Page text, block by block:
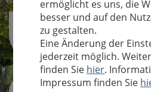
Sucheingabe
ermöglicht es uns, die
besser und auf den
zu gestalten.
Eine Änderung der
jederzeit möglich.
finden Sie hier.
Impressum finden Sie